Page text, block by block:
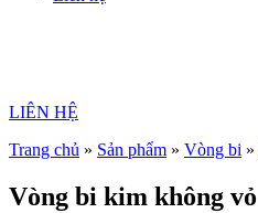
LIÊN HỆ
Trang chủ » Sản phẩm » Vòng bi »
Vòng bi kim không vỏ